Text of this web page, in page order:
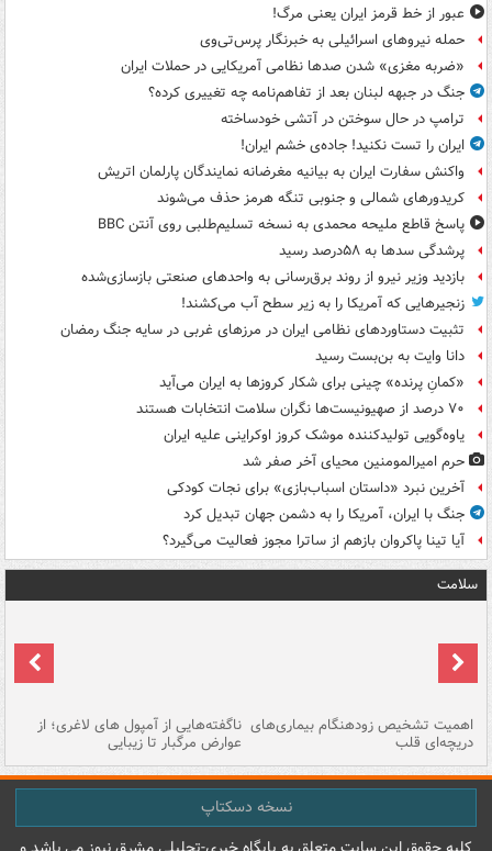
عبور از خط قرمز ایران یعنی مرگ!
حمله نیروهای اسرائیلی به خبرنگار پرس‌تی‌وی
«ضربه مغزی» شدن صدها نظامی آمریکایی در حملات ایران
جنگ در جبهه لبنان بعد از تفاهم‌نامه چه تغییری کرده؟
ترامپ در حال سوختن در آتشی خودساخته
ایران را تست نکنید! جاده‌ی خشم ایران!
واکنش سفارت ایران به بیانیه مغرضانه نمایندگان پارلمان اتریش
کریدورهای شمالی و جنوبی تنگه هرمز حذف می‌شوند
پاسخ قاطع ملیحه محمدی به نسخه تسلیم‌طلبی روی آنتن BBC
پرشدگی سدها به ۵۸درصد رسید
بازدید وزیر نیرو از روند برق‌رسانی به واحدهای صنعتی بازسازی‌شده
زنجیرهایی که آمریکا را به زیر سطح آب می‌کشند!
تثبیت دستاوردهای نظامی ایران در مرزهای غربی در سایه جنگ رمضان
دانا وایت به بن‌بست رسید
«کمانِ پرنده» چینی برای شکار کروزها به ایران می‌آید
۷۰ درصد از صهیونیست‌ها نگران سلامت انتخابات هستند
یاوه‌گویی تولیدکننده موشک کروز اوکراینی علیه ایران
حرم امیرالمومنین محیای آخر صفر شد
آخرین نبرد «داستان اسباب‌بازی» برای نجات کودکی
جنگ با ایران، آمریکا را به دشمن جهان تبدیل کرد
آیا تینا پاکروان بازهم از ساترا مجوز فعالیت می‌گیرد؟
سلامت
اهمیت تشخیص زودهنگام بیماری‌های
دریچه‌ای قلب
ناگفته‌هایی از آمپول های لاغری؛ از
عوارض مرگبار تا زیبایی
نسخه دسکتاپ